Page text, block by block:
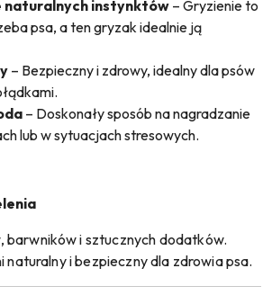
naturalnych instynktów – Gryzienie to
psa, a ten gryzak idealnie ją
– Bezpieczny i zdrowy, idealny dla psów
– Doskonały sposób na nagradzanie
lub w sytuacjach stresowych.
barwników i sztucznych dodatków.
naturalny i bezpieczny dla zdrowia psa.